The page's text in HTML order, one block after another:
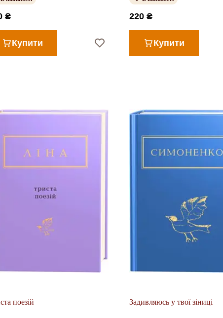
₴
Купити
220 ₴
Купити
поезій Задивляюсь у твої зіниці